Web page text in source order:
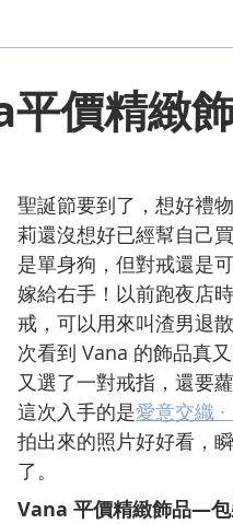
價精緻
聖誕節要到了，想好禮
莉還沒想好已經幫自己
是單身狗，但對戒還是
嫁給右手！以前跑夜店
戒，可以用來叫渣男退
次看到 Vana 的飾品真
又選了一對戒指，還要
這次入手的是愛意交織
拍出來的照片好好看，
了。
Vana 平價精緻飾品—